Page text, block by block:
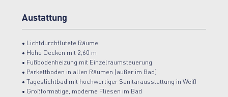
Austattung
• Lichtdurchflutete Räume
• Hohe Decken mit 2,60 m
• Fußbodenheizung mit Einzelraumsteuerung
• Parkettboden in allen Räumen (außer im Bad)
• Tageslichtbad mit hochwertiger Sanitärausstattung in Weiß
• Großformatige, moderne Fliesen im Bad